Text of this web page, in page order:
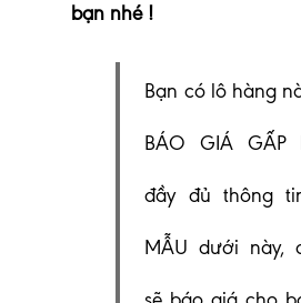
bạn nhé !
Bạn có lô hàng
BÁO GIÁ GẤP
đầy đủ thông
MẪU dưới này,